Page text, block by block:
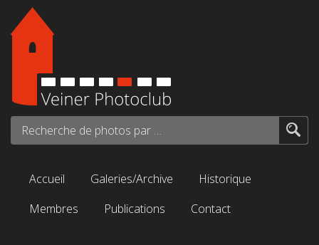
Aller au contenu principal
Recherche de photos par mots-clés...
Accueil Galeries/Archive
Historique
Membres
Publications Contact